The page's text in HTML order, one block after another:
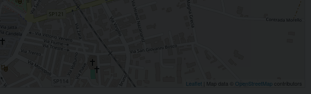
Leaflet | Map data © OpenStreetMap contributors